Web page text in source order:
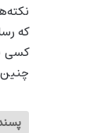
که
کسی
چنین